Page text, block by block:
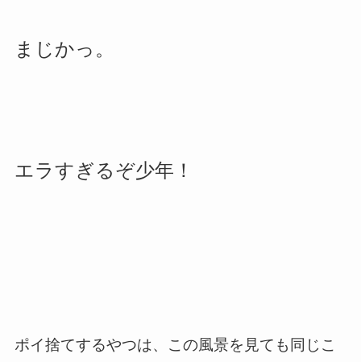
まじかっ。
エラすぎるぞ少年！
ポイ捨てするやつは、この風景を見ても同じこ